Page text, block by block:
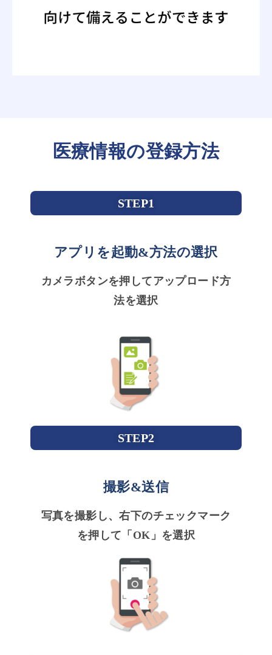
医療情報の登録方法
STEP1
アプリを起動&方法の選択
カメラボタンを押してアップロード方
法を選択
STEP2
撮影&送信
写真を撮影し、右下のチェックマーク
を押して「OK」を選択